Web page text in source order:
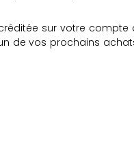
sur votre compte
de vos prochains